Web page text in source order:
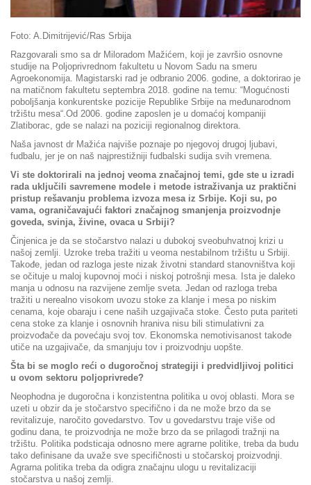
Foto: A.Dimitrijević/Ras Srbija
Razgovarali smo sa dr Miloradom Mažićem, koji je završio osnovne
studije na Poljoprivrednom fakultetu u Novom Sadu na smeru
Agroekonomija. Magistarski rad je odbranio 2006. godine, a doktorirao je
na matičnom fakultetu septembra 2018. godine na temu: “Mogućnosti
poboljšanja konkurentske pozicije Republike Srbije na međunarodnom
tržištu mesa“.Od 2006. godine zaposlen je u domaćoj kompaniji
Zlatiborac, gde se nalazi na poziciji regionalnog direktora.
Naša javnost dr Mažića najviše poznaje po njegovoj drugoj ljubavi,
fudbalu, jer je on naš najprestižniji fudbalski sudija svih vremena.
Vi ste doktorirali na jednoj veoma značajnoj temi, gde ste u izradi
rada uključili savremene modele i metode istraživanja uz praktični
pristup rešavanju problema izvoza mesa iz Srbije. Koji su, po
vama, ograničavajući faktori značajnog smanjenja proizvodnje
goveda, svinja, živine, ovaca u Srbiji?
Činjenica je da se stočarstvo nalazi u dubokoj sveobuhvatnoj krizi u
našoj zemlji. Uzroke treba tražiti u veoma nestabilnom tržištu u Srbiji.
Takođe, jedan od razloga jeste nizak životni standard stanovništva koji
se očituje u maloj kupovnoj moći i niskoj potrošnji mesa. Ista je daleko
manja u odnosu na razvijene zemlje sveta. Jedan od razloga treba
tražiti u nerealno visokom uvozu stoke za klanje i mesa po niskim
cenama, koje obaraju i cene naših uzgajivača stoke. Često puta pariteti
cena stoke za klanje i osnovnih hraniva nisu bili stimulativni za
proizvođače da povećaju svoj tov. Ekonomska nemotivisanost takođe
utiče na uzgajivače, da smanjuju tov i proizvodnju uopšte.
Šta bi se moglo reći o dugoročnoj strategiji i predvidljivoj politici
u ovom sektoru poljoprivrede?
Neophodna je dugoročna i konzistentna politika u ovoj oblasti. Mora se
uzeti u obzir da je stočarstvo specifično i da ne može brzo da se
revitalizuje, naročito govedarstvo. Tov u govedarstvu traje više od
godinu dana, te proizvodnja ne može brzo da se prilagodi tražnji na
tržištu. Politika podsticaja odnosno mere agrarne politike, treba da budu
tako definisane da uvaže sve specifičnosti u stočarskoj proizvodnji.
Agrarna politika treba da odigra značajnu ulogu u revitalizaciji
stočarstva u našoj zemlji.